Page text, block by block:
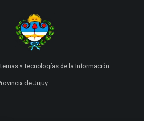
y Tecnologías de la Información.
de Jujuy